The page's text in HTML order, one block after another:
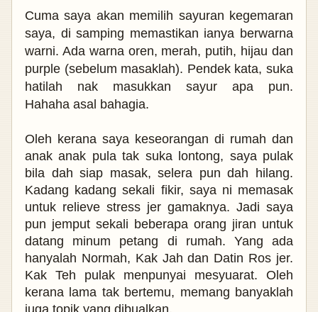
Cuma saya akan memilih sayuran kegemaran
saya, di samping memastikan ianya berwarna
warni. Ada warna oren, merah, putih, hijau dan
purple (sebelum masaklah). Pendekkata, suka
hatilah nak masukkan sayur apa pun.
Hahaha asal bahagia.
Oleh kerana saya keseorangan di rumah dan
anak anak pula tak suka lontong, saya pulak
bila dah siap masak, selera pun dah hilang.
Kadang kadang sekali fikir, saya ni memasak
untuk relieve stress jer gamaknya. Jadi saya
pun jemput sekali beberapa orang jiran untuk
datang minum petang di rumah. Yang ada
hanyalah Normah, Kak Jah dan Datin Ros jer.
Kak Teh pulak menpunyai mesyuarat. Oleh
kerana lama tak bertemu, memang banyaklah